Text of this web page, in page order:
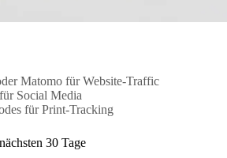
Matomo für Website-Traffic
Social Media
für Print-Tracking
30 Tage